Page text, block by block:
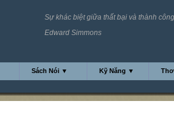
Sự khác biệt giữa thất bại và thành
Edward Simmons
Sách Nói ▼ Kỹ Năng ▼